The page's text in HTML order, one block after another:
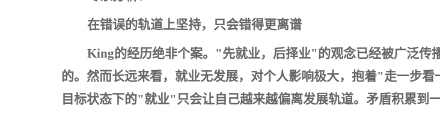
在错误的轨道上坚持，只会错得更离谱
King的经历绝非个案。"先就业，后择业"的观念已经被广泛传
的。然而长远来看，就业无发展，对个人影响极大，抱着"走一步
目标状态下的"就业"只会让自己越来越偏离发展轨道。矛盾积累到